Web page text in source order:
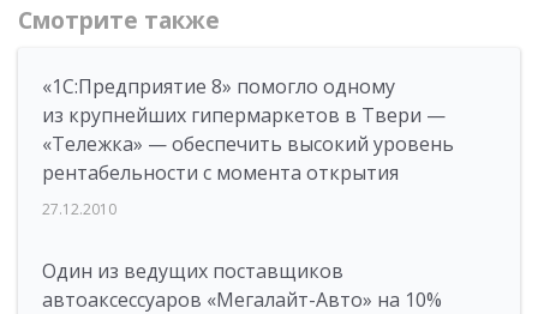
Смотрите также
«1С:Предприятие 8» помогло одному
из крупнейших гипермаркетов в Твери —
«Тележка» — обеспечить высокий уровень
рентабельности с момента открытия
27.12.2010
Один из ведущих поставщиков
автоаксессуаров «Мегалайт-Авто» на 10%